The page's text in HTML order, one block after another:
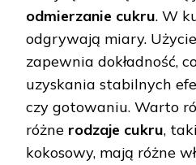
odmierzanie cukru. W
odgrywają miary.
zapewnia dokładność,
uzyskania stabilnych
czy gotowaniu. Warto
różne rodzaje cukru,
kokosowy, mają różne